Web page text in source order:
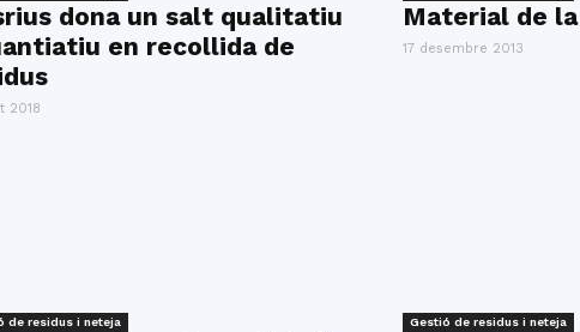
Comarcal
dona un salt qualitatiu
en recollida de
2018
Material de
17 desembre 2013
de residus i neteja Gestió de residus i neteja